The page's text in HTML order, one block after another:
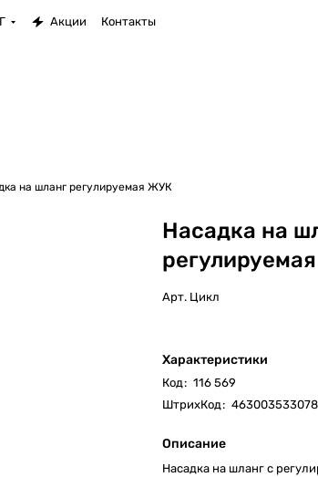
Акции Контакты
на шланг регулируемая ЖУК
Насадка на
Арт. Цикл
Характеристики
Код: 116 569
ШтрихКод:
Описание
Насадка на шланг с